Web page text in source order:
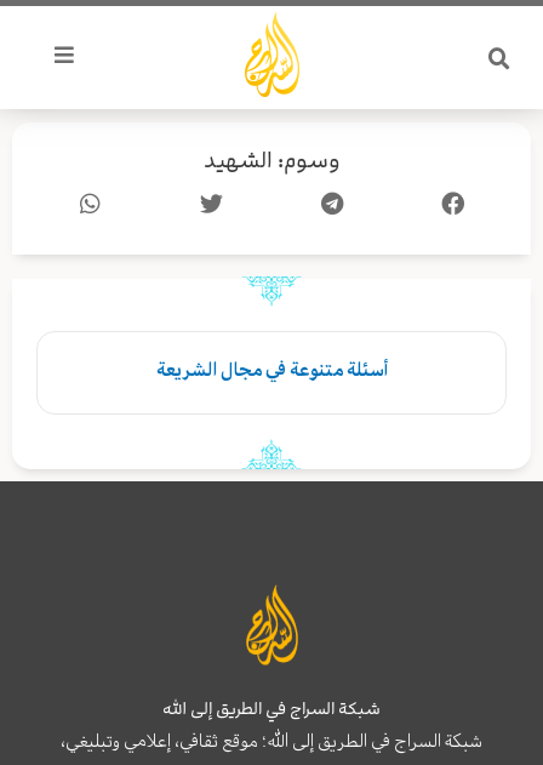
تخطي
المحتوى
وسوم: الشهيد
أسئلة متنوعة في مجال الشريعة
شبكة السراج في الطريق إلى الله
شبكة السراج في الطريق إلى الله؛ موقع ثقافي، إعلامي وتبليغي،